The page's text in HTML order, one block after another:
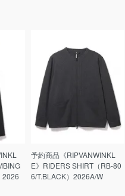
2026
予約商品《RIPVANWINKL
E》RIDERS SHIRT（RB-80
6/T.BLACK）2026A/W